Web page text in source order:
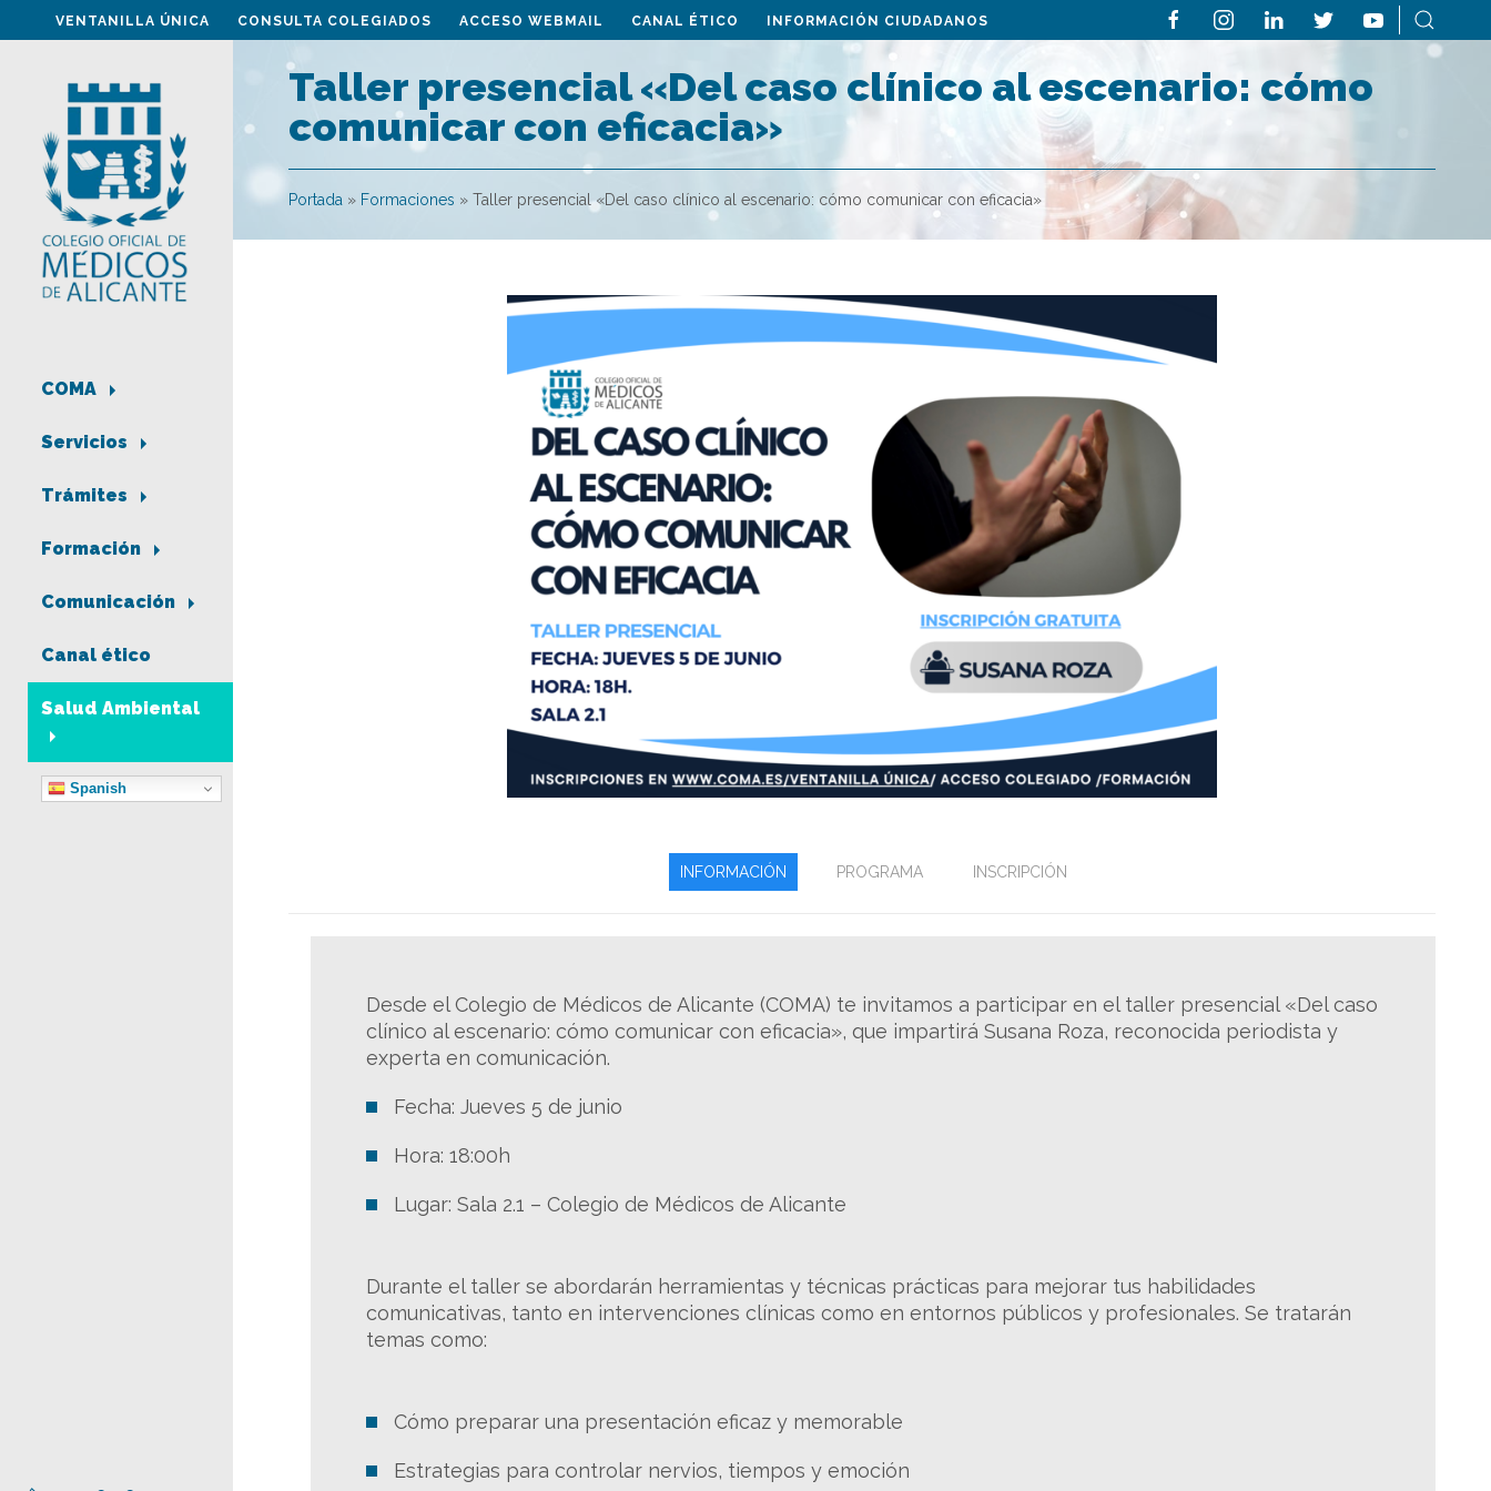
VENTANILLA ÚNICA CONSULTA COLEGIADOS ACCESO WEBMAIL CANAL ÉTICO INFORMACIÓN CIUDADANOS
COMA
Servicios
Trámites
Formación
Comunicación
Canal ético
Salud Ambiental
Spanish
Taller presencial «Del caso clínico al escenario: cómo
comunicar con eficacia»
Portada » Formaciones » Taller presencial «Del caso clínico al escenario: cómo comunicar con eficacia»
INFORMACIÓN PROGRAMA INSCRIPCIÓN
Desde el Colegio de Médicos de Alicante (COMA) te invitamos a participar en el taller presencial «Del caso
clínico al escenario: cómo comunicar con eficacia», que impartirá Susana Roza, reconocida periodista y
experta en comunicación.
Fecha: Jueves 5 de junio
Hora: 18:00h
Lugar: Sala 2.1 – Colegio de Médicos de Alicante
Durante el taller se abordarán herramientas y técnicas prácticas para mejorar tus habilidades
comunicativas, tanto en intervenciones clínicas como en entornos públicos y profesionales. Se tratarán
temas como:
Cómo preparar una presentación eficaz y memorable
Estrategias para controlar nervios, tiempos y emoción